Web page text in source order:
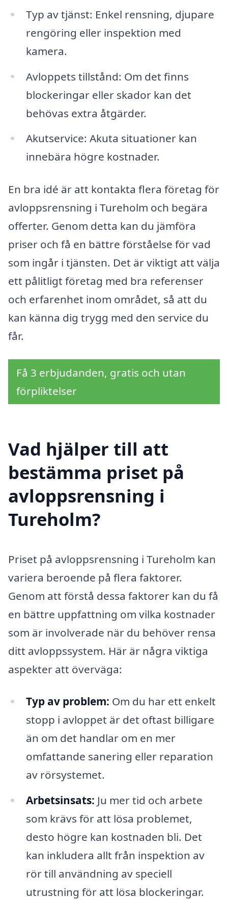
Typ av tjänst: Enkel rensning, djupare
rengöring eller inspektion med
kamera.
Avloppets tillstånd: Om det finns
blockeringar eller skador kan det
behövas extra åtgärder.
Akutservice: Akuta situationer kan
innebära högre kostnader.
En bra idé är att kontakta flera företag för
avloppsrensning i Tureholm och begära
offerter. Genom detta kan du jämföra
priser och få en bättre förståelse för vad
som ingår i tjänsten. Det är viktigt att välja
ett pålitligt företag med bra referenser
och erfarenhet inom området, så att du
kan känna dig trygg med den service du
får.
Få 3 erbjudanden, gratis och utan
förpliktelser
Vad hjälper till att
bestämma priset på
avloppsrensning i
Tureholm?
Priset på avloppsrensning i Tureholm kan
variera beroende på flera faktorer.
Genom att förstå dessa faktorer kan du få
en bättre uppfattning om vilka kostnader
som är involverade när du behöver rensa
ditt avloppssystem. Här är några viktiga
aspekter att överväga:
Typ av problem: Om du har ett enkelt
stopp i avloppet är det oftast billigare
än om det handlar om en mer
omfattande sanering eller reparation
av rörsystemet.
Arbetsinsats: Ju mer tid och arbete
som krävs för att lösa problemet,
desto högre kan kostnaden bli. Det
kan inkludera allt från inspektion av
rör till användning av speciell
utrustning för att lösa blockeringar.